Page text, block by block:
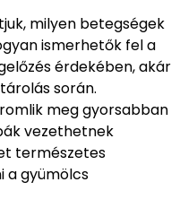
milyen betegségek
ismerhetők fel a
érdekében, akár
során.
meg gyorsabban
vezethetnek
természetes
a gyümölcs